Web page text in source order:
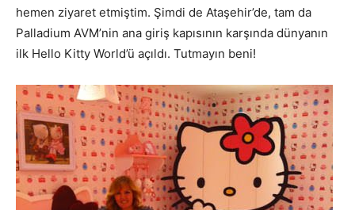
hemen ziyaret etmiştim. Şimdi de Ataşehir’de, tam da
Palladium AVM’nin ana giriş kapısının karşında dünyanın
ilk Hello Kitty World’ü açıldı. Tutmayın beni!